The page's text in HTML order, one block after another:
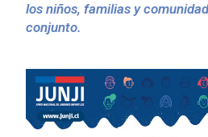
los niños, familias y
conjunto.